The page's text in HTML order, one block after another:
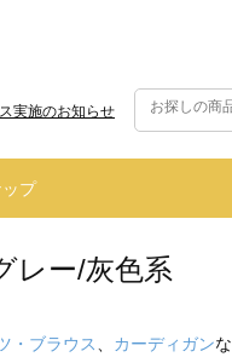
実施のお知らせ
ップ
レー/灰色系
・ブラウス カーディガン